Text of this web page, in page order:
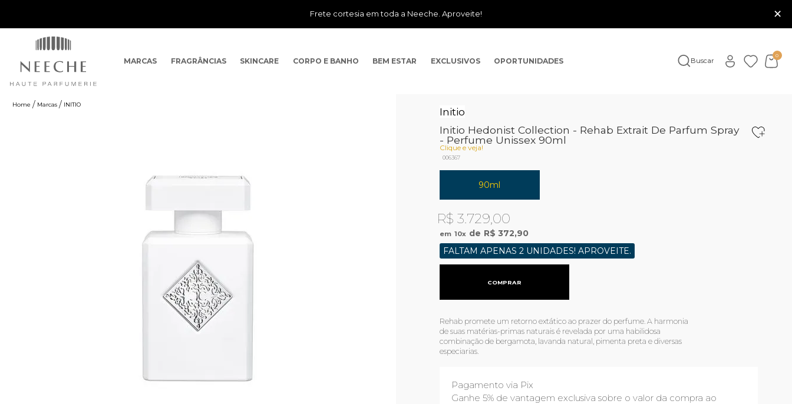
Frete cortesia em toda a Neeche. Aproveite! ×
MARCAS FRAGRÂNCIAS SKINCARE CORPO E BANHO BEM ESTAR EXCLUSIVOS OPORTUNIDADES Buscar
0
Marcas INITIO
Initio
Initio Hedonist Collection - Rehab Extrait De Parfum Spray
- Perfume Unissex 90ml
Clique e veja!
006367
90ml
R$ 3.729,00
10x
R$ 372,90
FALTAM APENAS 2 UNIDADES! APROVEITE.
COMPRAR
Rehab promete um retorno extático ao prazer do perfume. A harmonia
de suas matérias-primas naturais é revelada por uma habilidosa
combinação de bergamota, lavanda natural, pimenta preta e diversas
especiarias.
Pagamento via Pix
Ganhe 5% de vantagem exclusiva sobre o valor da compra ao